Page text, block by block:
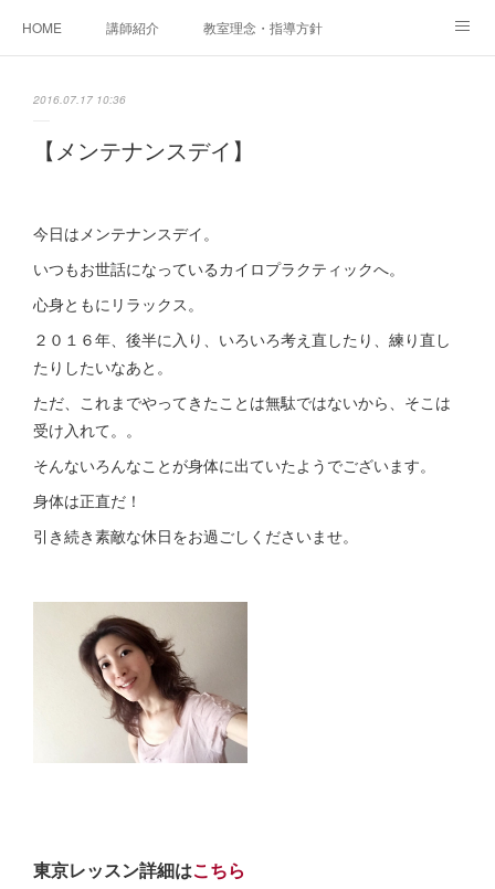
HOME 講師紹介 教室理念・指導方針
2016.07.17 10:36
【メンテナンスデイ】
今日はメンテナンスデイ。
いつもお世話になっているカイロプラクティックへ。
心身ともにリラックス。
２０１６年、後半に入り、いろいろ考え直したり、練り直し
たりしたいなあと。
ただ、これまでやってきたことは無駄ではないから、そこは
受け入れて。。
そんないろんなことが身体に出ていたようでございます。
身体は正直だ！
引き続き素敵な休日をお過ごしくださいませ。
東京レッスン詳細はこちら